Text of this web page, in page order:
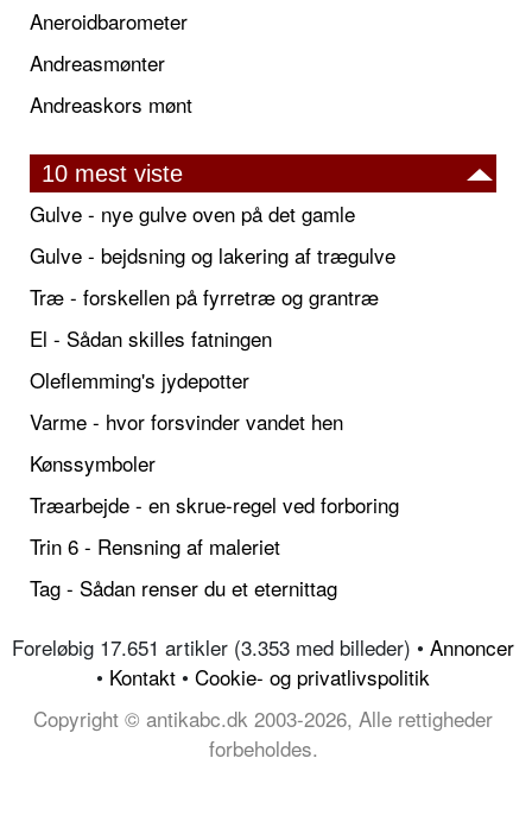
Aneroidbarometer
Andreasmønter
Andreaskors mønt
10 mest viste
Gulve - nye gulve oven på det gamle
Gulve - bejdsning og lakering af trægulve
Træ - forskellen på fyrretræ og grantræ
El - Sådan skilles fatningen
Oleflemming's jydepotter
Varme - hvor forsvinder vandet hen
Kønssymboler
Træarbejde - en skrue-regel ved forboring
Trin 6 - Rensning af maleriet
Tag - Sådan renser du et eternittag
Foreløbig 17.651 artikler (3.353 med billeder) • Annoncer
• Kontakt • Cookie- og privatlivspolitik
Copyright © antikabc.dk 2003-2026, Alle rettigheder
forbeholdes.